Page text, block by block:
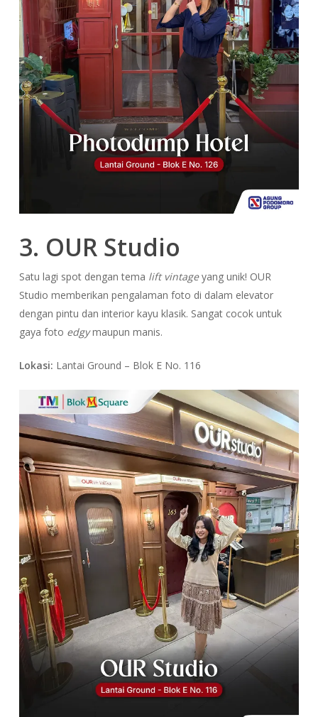
3. OUR Studio
Satu lagi spot dengan tema lift vintageyang unik! OUR
Studio memberikan pengalaman foto di dalam elevator
dengan pintu dan interior kayu klasik. Sangat cocok untuk
gaya foto edgymaupun manis.
Lokasi: Lantai Ground – Blok E No. 116